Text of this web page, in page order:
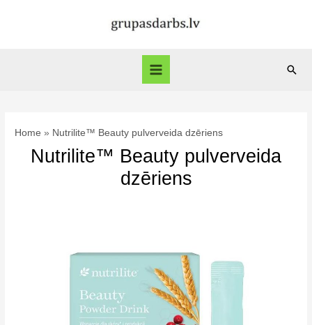
Main
Home Nutrilite™ Beauty pulverveida dzēriens
Nutrilite™ Beauty pulverveida
dzēriens